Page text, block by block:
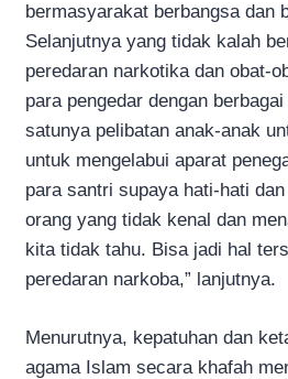
bermasyarakat berbangsa dan
Selanjutnya yang tidak kalah
peredaran narkotika dan obat-
para pengedar dengan
satunya pelibatan anak-anak
untuk mengelabui aparat
para santri supaya hati-hati
orang yang tidak kenal dan
kita tidak tahu. Bisa jadi hal
peredaran narkoba,” lanjutnya.
Menurutnya, kepatuhan dan
agama Islam secara khafah